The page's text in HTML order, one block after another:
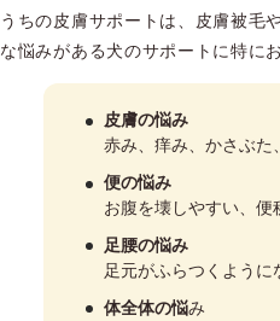
うちの皮膚サポートは、皮膚被毛
な悩みがある犬のサポートに特に
皮膚の悩み
赤み、痒み、かさぶた
便の悩み
お腹を壊しやすい、便
足腰の悩み
足元がふらつくよう
体全体の悩み